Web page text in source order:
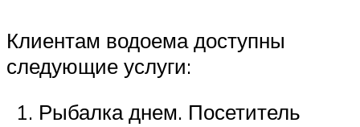
Клиентам водоема доступны
следующие услуги:
Рыбалка днем. Посетитель